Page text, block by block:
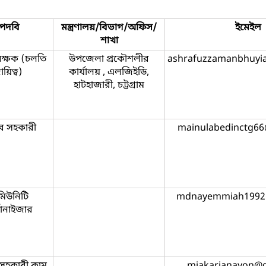
মন্ত্রণালয়/বিভাগ/অফিস/
শাখা
ইমেইল
(চলতি
উপজেলা প্রকৌশলীর
কার্যালয় , এলজিইডি,
হাটহাজারী, চট্টগ্রাম
সহকারী